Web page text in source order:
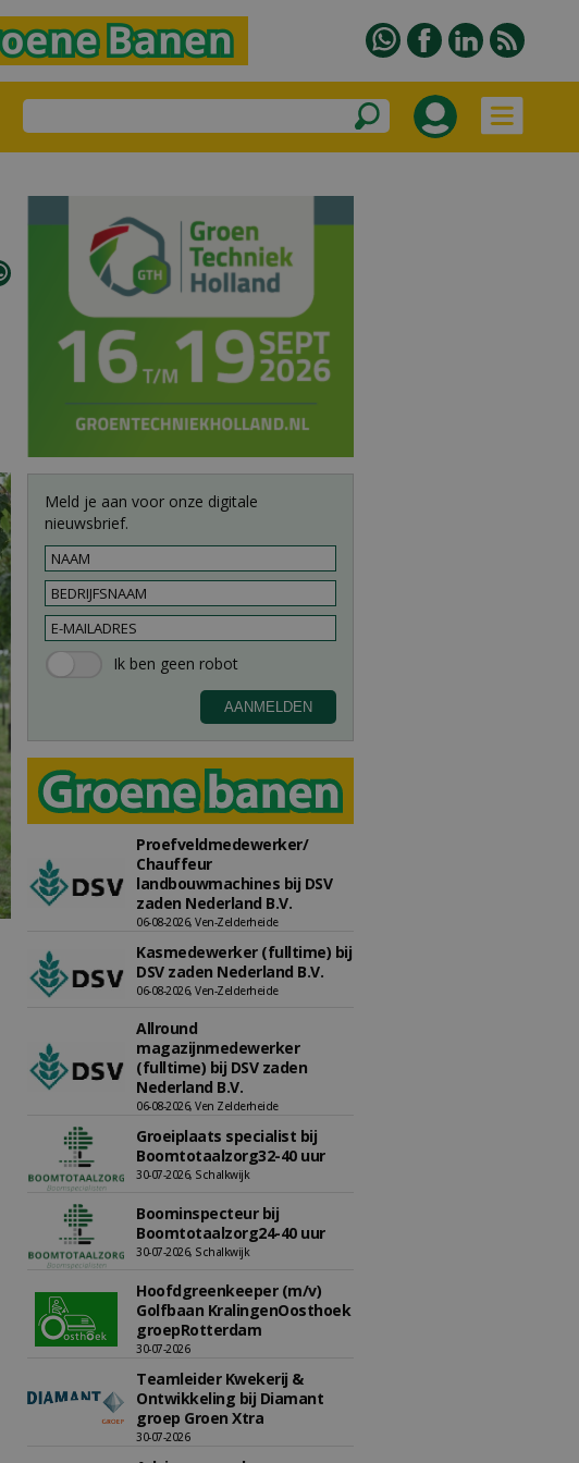
Meld je aan voor onze digitale
nieuwsbrief.
Proefveldmedewerker/
Chauffeur
landbouwmachines bij DSV
zaden Nederland B.V.
06-08-2026, Ven-Zelderheide
Kasmedewerker (fulltime) bij
DSV zaden Nederland B.V.
06-08-2026, Ven-Zelderheide
Allround
magazijnmedewerker
(fulltime) bij DSV zaden
Nederland B.V.
06-08-2026, Ven Zelderheide
Groeiplaats specialist bij
Boomtotaalzorg32-40 uur
30-07-2026, Schalkwijk
Boominspecteur bij
Boomtotaalzorg24-40 uur
30-07-2026, Schalkwijk
Hoofdgreenkeeper (m/v)
Golfbaan KralingenOosthoek
groepRotterdam
30-07-2026
Teamleider Kwekerij &
Ontwikkeling bij Diamant
groep Groen Xtra
30-07-2026